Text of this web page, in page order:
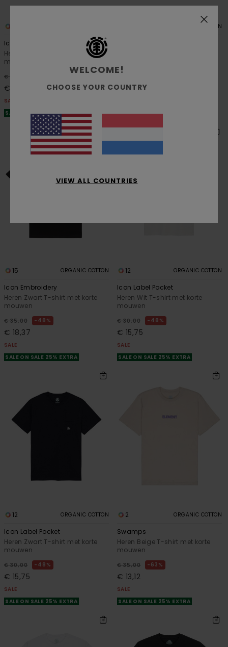
Icon Embroidery
Heren Blauw T-shirt met korte
mouwen
€ 35,00
€ 18,37
SALE
SALE ON SALE 25% EXTRA
ORGANIC COTTON
€ 13,12
SALE ON SALE 25% EXTRA
15 ORGANIC COTTON
Icon Embroidery
Heren Zwart T-shirt met korte
mouwen
€ 35,00 48%
€ 18,37
SALE
SALE ON SALE 25% EXTRA
12 ORGANIC COTTON
Icon Label Pocket
Heren Wit T-shirt met korte
mouwen
€ 30,00 48%
€ 15,75
SALE
SALE ON SALE 25% EXTRA
12 ORGANIC COTTON
Icon Label Pocket
Heren Zwart T-shirt met korte
mouwen
€ 30,00 48%
€ 15,75
SALE
SALE ON SALE 25% EXTRA
2 ORGANIC COTTON
Swamps
Heren Beige T-shirt met korte
mouwen
€ 35,00 63%
€ 13,12
SALE
SALE ON SALE 25% EXTRA
WELCOME!
CHOOSE YOUR COUNTRY
VIEW ALL COUNTRIES